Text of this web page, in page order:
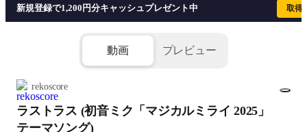
新規登録で1,200円分キャッシュプレゼント中 取得
動画 プレビュー
rekoscore
ラストラス (初音ミク「マジカルミライ 2025」
テーマソング)